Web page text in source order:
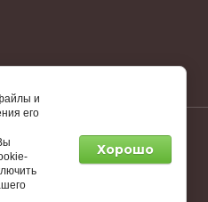
ИНН 253712512682
интернет-
и
его
Хорошо